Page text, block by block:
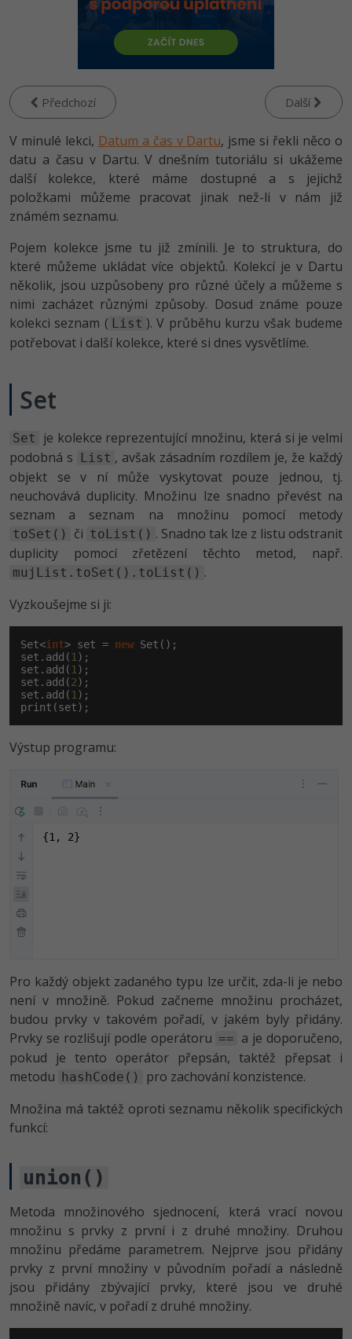
HTML5, CSS3, Bootstrap, SEO
SQL a databáze
Testování a verzování
UML a návrhové vzory
React
Spring
ASP.NET MVC
Django
Best practices
JavaScript
Python
HTML / CSS
UML a návrhové vzory
MySQL/MariaDB
MS-SQL
SQLite
Vývojář mobilních aplikací
Specialista na AI a bigdata
C# Game developer
Webdesigner
Tester
Systémový administrátor
3D grafik
Projektový manažer
Databázový analytik
SEO specialista
Python -80%
JavaScript -80%
PHP
-80%
Swift -80%
Kotlin -80%
VB.NET
SQL
Návrh SW -80%
Pro děti
Více
Fórum
Digitální gramotnost
Marketing -30%
WordPress
-30%
UX
Business
Copywriting -30%
MS Office -80%
Google Dokumenty
Linux
Sítě
Kybernetická bezpečnost
Elektronický podpis
Fórum
-80%
Adobe Illustrator -80%
Adobe Lightroom
Adobe InDesign -25%
Adobe After Effects
Blender
Inkscape
Fotografování -80%
Video
Předchozí Další
V minulé lekci, Datum a čas v Dartu, jsme si řekli něco o
datu a času v Dartu. V dnešním tutoriálu si ukážeme
další kolekce, které máme dostupné a s jejichž
položkami můžeme pracovat jinak než-li v nám již
známém seznamu.
Pojem kolekce jsme tu již zmínili. Je to struktura, do
které můžeme ukládat více objektů. Kolekcí je v Dartu
několik, jsou uzpůsobeny pro různé účely a můžeme s
nimi zacházet různými způsoby. Dosud známe pouze
kolekci seznam ( List ). V průběhu kurzu však budeme
potřebovat i další kolekce, které si dnes vysvětlíme.
Set
Set
je kolekce reprezentující množinu, která si je velmi
podobná s
List , avšak zásadním rozdílem je, že každý
objekt se v ní může vyskytovat pouze jednou, tj.
neuchovává duplicity. Množinu lze snadno převést na
seznam a seznam na množinu pomocí metody
toSet() či toList() . Snadno tak lze z listu odstranit
duplicity pomocí zřetězení těchto metod, např.
mujList.toSet().toList() .
Vyzkoušejme si ji:
Set<int> set = new Set();
set.add( 1 );
set.add( 1 );
set.add(2);
set.add( 1 );
print(set);
Výstup programu:
{1, 2}
Pro každý objekt zadaného typu lze určit, zda-li je nebo
není v množině. Pokud začneme množinu procházet,
budou prvky v takovém pořadí, v jakém byly přidány.
Prvky se rozlišují podle operátoru == a je doporučeno,
pokud je tento operátor přepsán, taktéž přepsat i
metodu hashCode()
pro zachování konzistence.
Množina má taktéž oproti seznamu několik specifických
funkcí:
union()
Metoda množinového sjednocení, která vrací novou
množinu s prvky z první i z druhé množiny. Druhou
množinu předáme parametrem. Nejprve jsou přidány
prvky z první množiny v původním pořadí a následně
jsou přidány zbývající prvky, které jsou ve druhé
množině navíc, v pořadí z druhé množiny.